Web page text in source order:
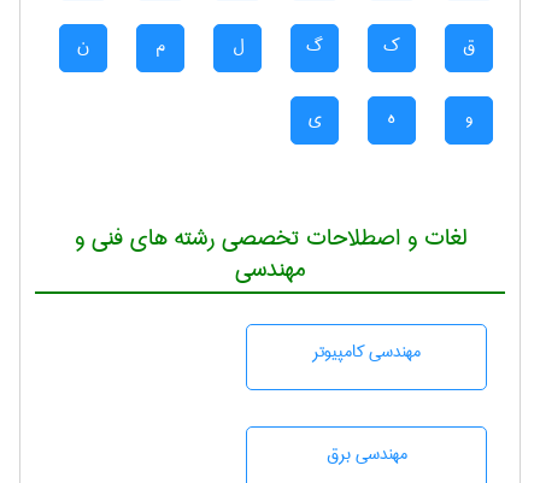
ق ک گ ل م ن
و ه ی
لغات و اصطلاحات تخصصی رشته های فنی و
مهندسی
مهندسی كامپيوتر
مهندسی برق